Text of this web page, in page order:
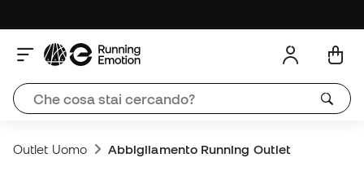
Outlet Uomo Abbigliamento Running Outlet